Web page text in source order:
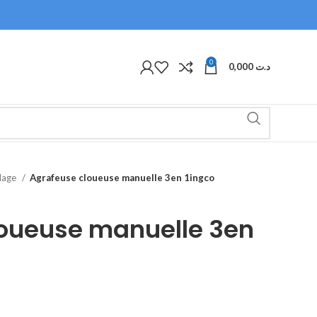
0 د.ت
Agrafeuse cloueuse manuelle 3en 1ingco
manuelle 3en